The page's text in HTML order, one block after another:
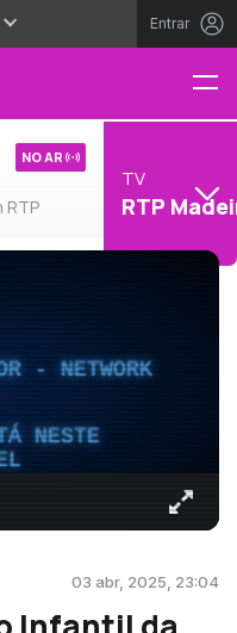
Entrar
RTP
NO AR
TV
RTP
- NETWORK
NESTE
03 abr, 2025, 23:04